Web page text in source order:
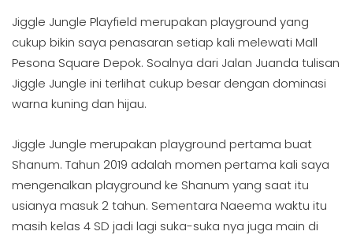
Jiggle Jungle Playfield merupakan playground yang
cukup bikin saya penasaran setiap kali melewati Mall
Pesona Square Depok. Soalnya dari Jalan Juanda tulisan
Jiggle Jungle ini terlihat cukup besar dengan dominasi
warna kuning dan hijau.
Jiggle Jungle merupakan playground pertama buat
Shanum. Tahun 2019 adalah momen pertama kali saya
mengenalkan playground ke Shanum yang saat itu
usianya masuk 2 tahun. Sementara Naeema waktu itu
masih kelas 4 SD jadi lagi suka-suka nya juga main di